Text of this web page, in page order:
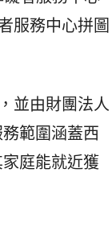
服務中心拼圖
並由財團法人
範圍涵蓋西
庭能就近獲